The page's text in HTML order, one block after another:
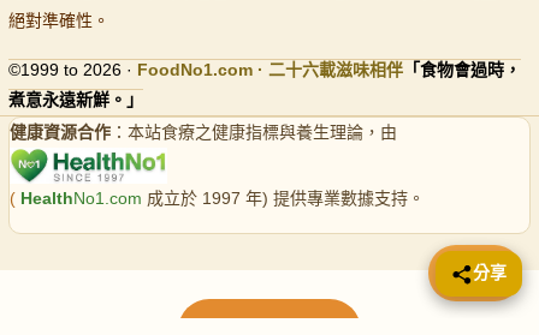
絕對準確性。
©1999 to 2026 · FoodNo1.com · 二十六載滋味相伴 「食物會過時，
煮意永遠新鮮。」
健康資源合作 ：本站食療之健康指標與養生理論，由
( HealthNo1.com 成立於 1997 年) 提供專業數據支持。
📤 分享
分享